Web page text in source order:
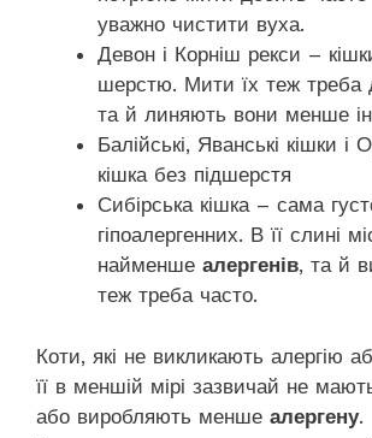
уважно чистити вуха.
Девон і Корніш рекси –
шерстю. Мити їх теж треба
та й линяють вони менше
Балійські, Яванські кішки і
кішка без підшерстя
Сибірська кішка – сама
гіпоалергенних. В її слині
найменше алергенів, та й
теж треба часто.
Коти, які не викликають алергію
її в меншій мірі зазвичай не
або виробляють менше алергену.